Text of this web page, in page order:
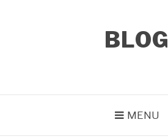
BLOG
MENU